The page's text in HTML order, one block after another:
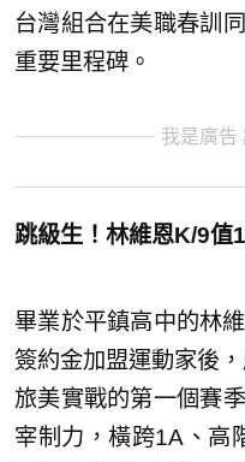
台灣組合在美職春訓
重要里程碑。
我是廣告
跳級生！林維恩K/9值
畢業於平鎮高中的林
簽約金加盟運動家後
旅美實戰的第一個賽
宰制力，橫跨1A、高